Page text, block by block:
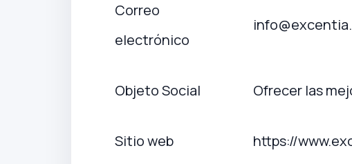
Correo
electrónico
Objeto Social Ofrecer las
Sitio web https://